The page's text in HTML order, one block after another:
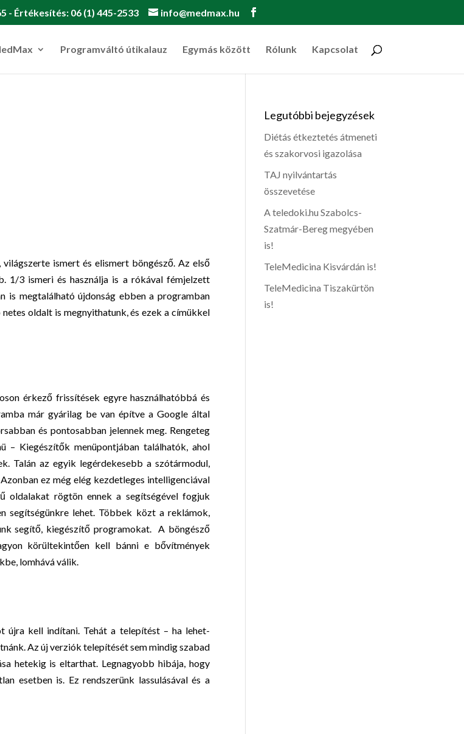
- Értékesítés: 06 (1) 445-2533 info@medmax.hu
Programváltó útikalauz Egymás között Rólunk Kapcsolat
ismert és elismert böngésző. Az első
1/3 ismeri és használja is a rókával fémjelzett
is megtalálható újdonság ebben a programban
oldalt is megnyithatunk, és ezek a címükkel
érkező frissítések egyre használhatóbbá és
már gyárilag be van építve a Google által
és pontosabban jelennek meg. Rengeteg
– Kiegészítők menüpontjában találhatók, ahol
Talán az egyik legérdekesebb a szótármodul,
ez még elég kezdetleges intelligenciával
oldalakat rögtön ennek a segítségével fogjuk
segítségünkre lehet. Többek közt a reklámok,
segítő, kiegészítő programokat. A böngésző
körültekintően kell bánni e bővítmények
lomhává válik.
újra kell indítani. Tehát a telepítést – ha lehet-
Az új verziók telepítését sem mindig szabad
hetekig is eltarthat. Legnagyobb hibája, hogy
esetben is. Ez rendszerünk lassulásával és a
Legutóbbi bejegyzések
Diétás étkeztetés átmeneti
és szakorvosi igazolása
TAJ nyilvántartás
összevetése
A teledoki.hu Szabolcs-
Szatmár-Bereg megyében
is!
TeleMedicina Kisvárdán is!
TeleMedicina Tiszakürtön
is!